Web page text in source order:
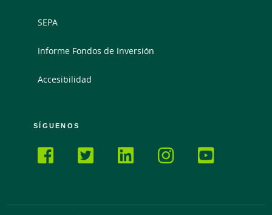
SEPA
Informe Fondos de Inversión
Accesibilidad
SÍGUENOS